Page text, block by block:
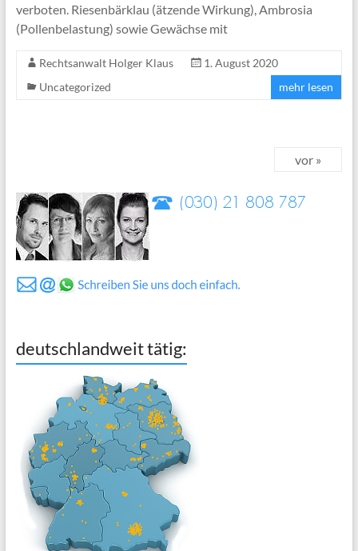
verboten. Riesenbärklau (ätzende Wirkung), Ambrosia
(Pollenbelastung) sowie Gewächse mit
Rechtsanwalt Holger Klaus
1. August 2020
Uncategorized
mehr lesen
vor »
deutschlandweit tätig: